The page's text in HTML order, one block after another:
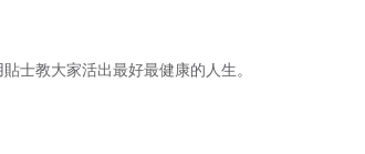
士教大家活出最好最健康的人生。